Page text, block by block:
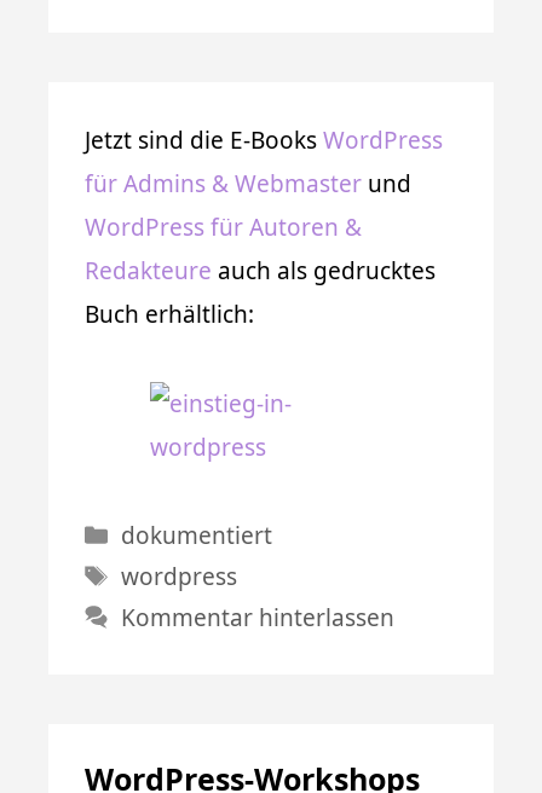
Jetzt sind die E-BooksWordPress
für Admins & Webmaster und
WordPress für Autoren &
Redakteure auch als gedrucktes
Buch erhältlich:
Kategorien
dokumentiert
Schlagwörter
wordpress
Kommentar hinterlassen
WordPress-Workshops